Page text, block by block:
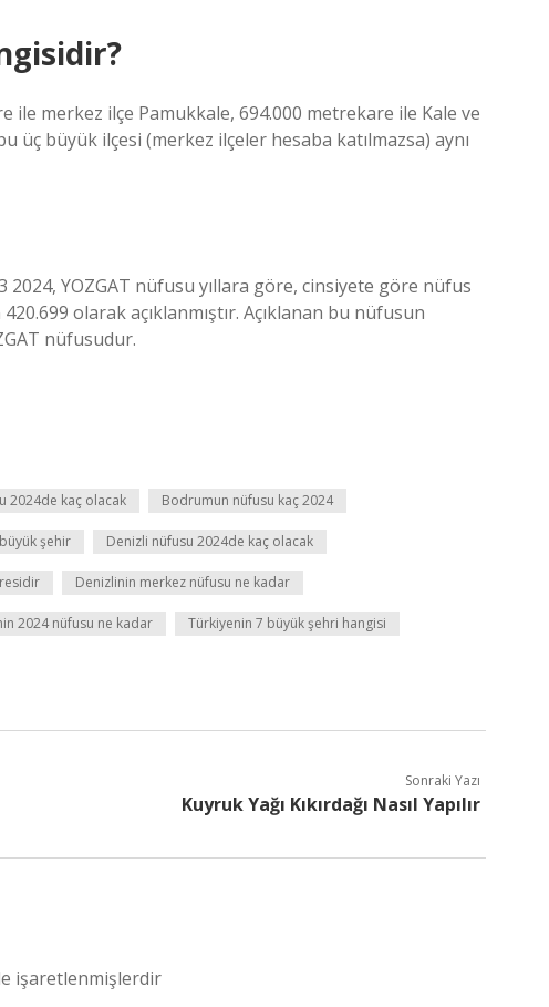
ile merkez ilçe Pamukkale, 694.000 metrekare ile Kale ve
üç büyük ilçesi (merkez ilçeler hesaba katılmazsa) aynı
YOZGAT nüfusu yıllara göre, cinsiyete göre nüfus
olarak açıklanmıştır. Açıklanan bu nüfusun
nüfusudur.
2024de kaç olacak Bodrumun nüfusu kaç 2024
şehir Denizli nüfusu 2024de kaç olacak
Denizlinin merkez nüfusu ne kadar
2024 nüfusu ne kadar Türkiyenin 7 büyük şehri hangisi
Sonraki Yazı
Kuyruk Yağı Kıkırdağı Nasıl Yapılır
işaretlenmişlerdir